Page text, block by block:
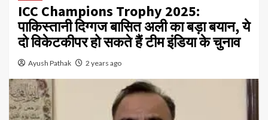
ICC Champions Trophy 2025:
पाकिस्तानी दिग्गज बासित अली का बड़ा बयान, ये
दो विकेटकीपर हो सकते हैं टीम इंडिया के चुनाव
Ayush Pathak 2 years ago